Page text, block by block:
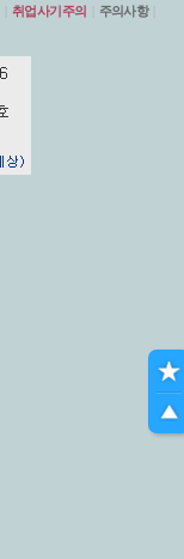
취업사기주의 주의사항